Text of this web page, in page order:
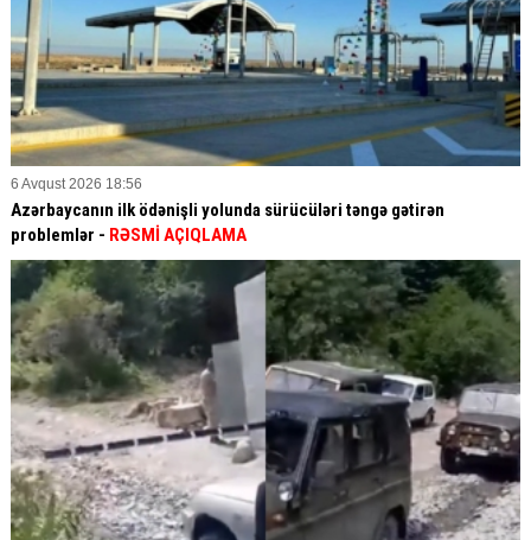
6 Avqust 2026 18:56
Azərbaycanın ilk ödənişli yolunda sürücüləri təngə gətirən
problemlər - RƏSMİ AÇIQLAMA